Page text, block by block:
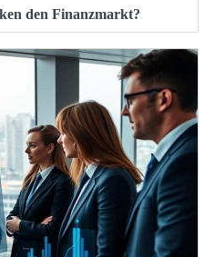
den Finanzmarkt?